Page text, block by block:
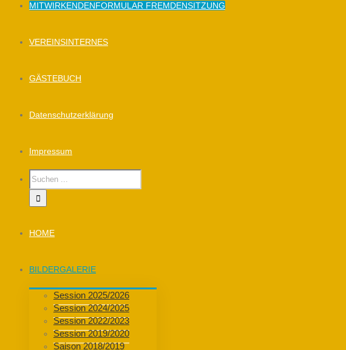
MITWIRKENDENFORMULAR FREMDENSITZUNG
VEREINSINTERNES
GÄSTEBUCH
Datenschutzerklärung
Impressum
HOME
BILDERGALERIE
Session 2025/2026
Session 2024/2025
Session 2022/2023
Session 2019/2020
Saison 2018/2019